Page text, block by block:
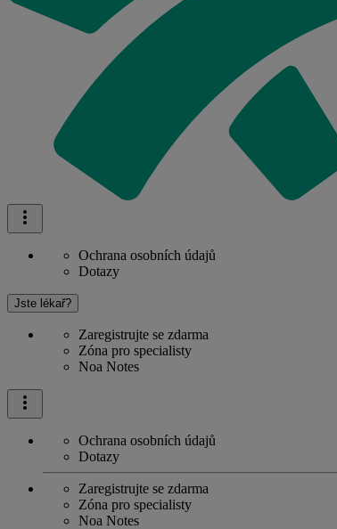
Ochrana osobních údajů
Dotazy
Jste lékař?
Zaregistrujte se zdarma
Zóna pro specialisty
Noa Notes
Ochrana osobních údajů
Dotazy
Zaregistrujte se zdarma
Zóna pro specialisty
Noa Notes